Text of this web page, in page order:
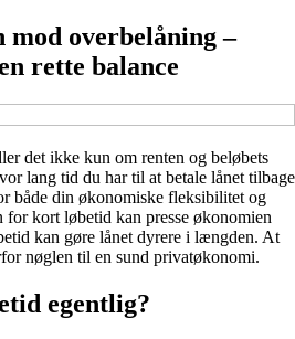
overbelåning –
rette balance
det ikke kun om renten og beløbets
lang tid du har til at betale lånet tilbage
både din økonomiske fleksibilitet og
kort løbetid kan presse økonomien
kan gøre lånet dyrere i længden. At
nøglen til en sund privatøkonomi.
egentlig?